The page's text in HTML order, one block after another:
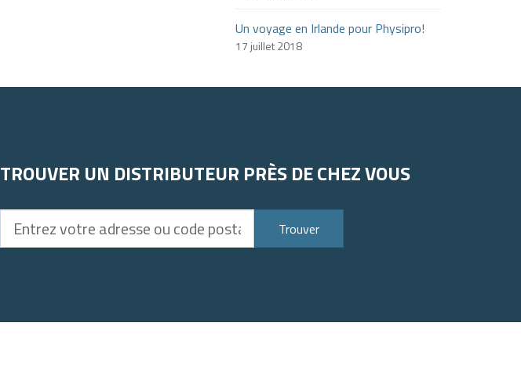
Un voyage en Irlande pour Physipro!
17 juillet 2018
TROUVER UN DISTRIBUTEUR PRÈS DE CHEZ VOUS
votre
Trouver